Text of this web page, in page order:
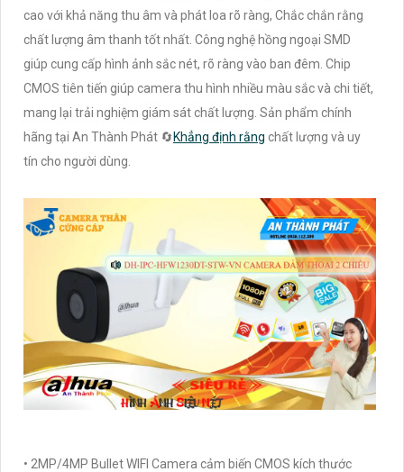
cao với khả năng thu âm và phát loa rõ ràng, Chắc chắn rằng
chất lượng âm thanh tốt nhất. Công nghệ hồng ngoại SMD
giúp cung cấp hình ảnh sắc nét, rõ ràng vào ban đêm. Chip
CMOS tiên tiến giúp camera thu hình nhiều màu sắc và chi tiết,
mang lại trải nghiệm giám sát chất lượng. Sản phẩm chính
hãng tại An Thành Phát 🔄Khẳng định rằng chất lượng và uy
tín cho người dùng.
• 2MP/4MP Bullet WIFI Camera cảm biến CMOS kích thước